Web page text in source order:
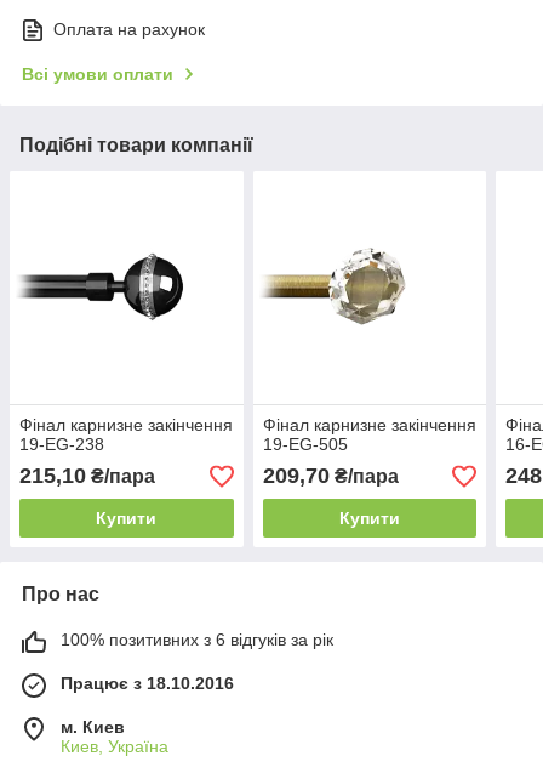
Оплата на рахунок
Всі умови оплати
Подібні товари компанії
Фінал карнизне закінчення
19-EG-238
215,10 ₴/пара
Купити
Фінал карнизне закінчення
19-EG-505
209,70₴/пара
Купити
16-
Про нас
100% позитивних з 6 відгуків за рік
Працює з 18.10.2016
м. Киев
Киев, Україна